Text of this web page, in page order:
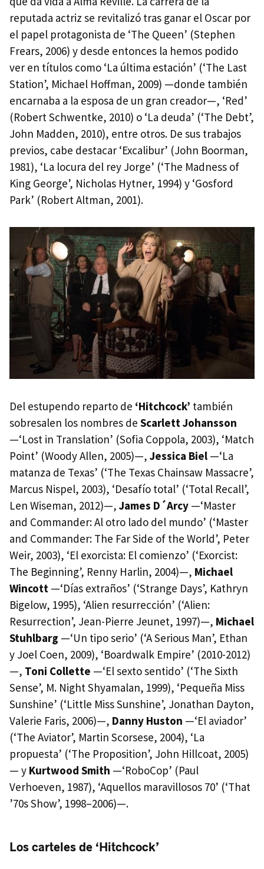
reputada actriz se revitalizó tras ganar el Oscar por
el papel protagonista de ‘The Queen’ (Stephen
Frears, 2006) y desde entonces la hemos podido
ver en títulos como ‘La última estación’ (‘The Last
Station’, Michael Hoffman, 2009) —donde también
encarnaba a la esposa de un gran creador—, ‘Red’
(Robert Schwentke, 2010) o ‘La deuda’ (‘The Debt’,
John Madden, 2010), entre otros. De sus trabajos
previos, cabe destacar ‘Excalibur’ (John Boorman,
1981), ‘La locura del rey Jorge’ (‘The Madness of
King George’, Nicholas Hytner, 1994) y ‘Gosford
Park’ (Robert Altman, 2001).
Del estupendo reparto de ‘Hitchcock’ también
sobresalen los nombres de Scarlett Johansson
—‘Lost in Translation’ (Sofia Coppola, 2003), ‘Match
Point’ (Woody Allen, 2005)—, Jessica Biel —‘La
matanza de Texas’ (‘The Texas Chainsaw Massacre’,
Marcus Nispel, 2003), ‘Desafío total’ (‘Total Recall’,
Len Wiseman, 2012)—, James D´Arcy —‘Master
and Commander: Al otro lado del mundo’ (‘Master
and Commander: The Far Side of the World’, Peter
Weir, 2003), ‘El exorcista: El comienzo’ (‘Exorcist:
The Beginning’, Renny Harlin, 2004)—, Michael
Wincott —‘Días extraños’ (‘Strange Days’, Kathryn
Bigelow, 1995), ‘Alien resurrección’ (‘Alien:
Resurrection’, Jean-Pierre Jeunet, 1997)—, Michael
Stuhlbarg —‘Un tipo serio’ (‘A Serious Man’, Ethan
y Joel Coen, 2009), ‘Boardwalk Empire’ (2010-2012)
—, Toni Collette —‘El sexto sentido’ (‘The Sixth
Sense’, M. Night Shyamalan, 1999), ‘Pequeña Miss
Sunshine’ (‘Little Miss Sunshine’, Jonathan Dayton,
Valerie Faris, 2006)—, Danny Huston —‘El aviador’
(‘The Aviator’, Martin Scorsese, 2004), ‘La
propuesta’ (‘The Proposition’, John Hillcoat, 2005)
— y Kurtwood Smith —‘RoboCop’ (Paul
Verhoeven, 1987), ‘Aquellos maravillosos 70’ (‘That
’70s Show’, 1998–2006)—.
Los carteles de ‘Hitchcock’